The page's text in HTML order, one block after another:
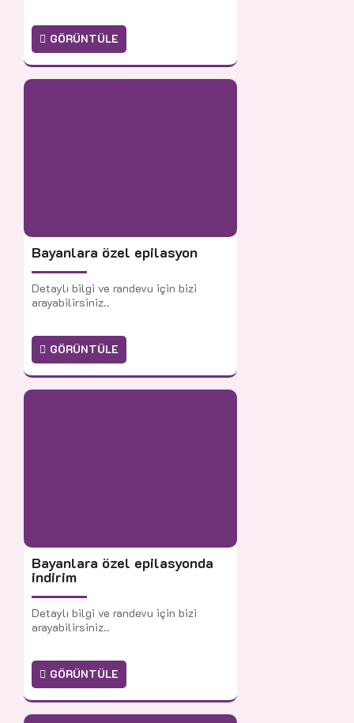
GÖRÜNTÜLE
Bayanlara özel epilasyon
Detaylı bilgi ve randevu için bizi
arayabilirsiniz..
GÖRÜNTÜLE
Bayanlara özel epilasyonda
indirim
Detaylı bilgi ve randevu için bizi
arayabilirsiniz..
GÖRÜNTÜLE